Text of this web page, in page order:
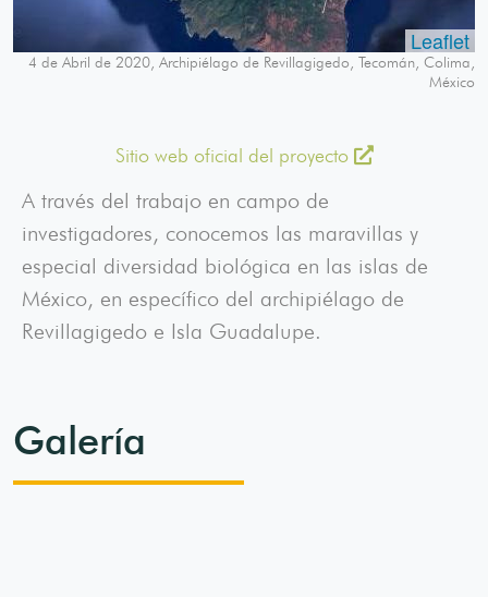
Leaflet
4 de Abril de 2020, Archipiélago de Revillagigedo, Tecomán, Colima,
México
Sitio web oficial del proyecto
A través del trabajo en campo de
investigadores, conocemos las maravillas y
especial diversidad biológica en las islas de
México, en específico del archipiélago de
Revillagigedo e Isla Guadalupe.
Galería